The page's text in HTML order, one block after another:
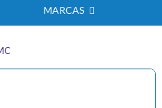
MARCAS